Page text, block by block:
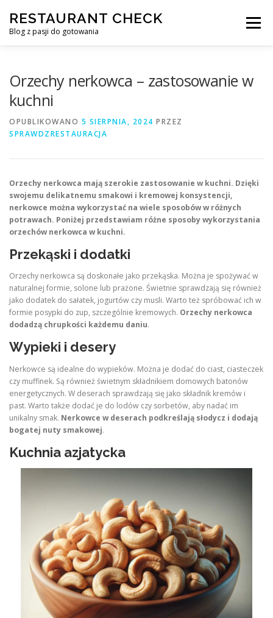
treści
RESTAURANT CHECK
Blog z pasji do gotowania
Menu
Orzechy nerkowca – zastosowanie w
kuchni
OPUBLIKOWANO 5 SIERPNIA, 2024 PRZEZ
SPRAWDZRESTAURACJA
Orzechy nerkowca mają szerokie zastosowanie w kuchni. Dzięki
swojemu delikatnemu smakowi i kremowej konsystencji,
nerkowce można wykorzystać na wiele sposobów w różnych
potrawach. Poniżej przedstawiam różne sposoby wykorzystania
orzechów nerkowca w kuchni.
Przekąski i dodatki
Orzechy nerkowca są doskonałe jako przekąska. Można je spożywać w
naturalnej formie, solone lub prażone. Świetnie sprawdzają się również
jako dodatek do sałatek, jogurtów czy musli. Warto też spróbować ich w
formie posypki do zup, szczególnie kremowych. Orzechy nerkowca
dodadzą chrupkości każdemu daniu.
Wypieki i desery
Nerkowce są idealne do wypieków. Można je dodać do ciast, ciasteczek
czy muffinek. Są również świetnym składnikiem domowych batonów
energetycznych. W deserach sprawdzają się jako składnik kremów i
past. Warto także dodać je do lodów czy sorbetów, aby nadać im
unikalny smak. Nerkowce w deserach podkreślają słodycz i dodają
bogatej nuty smakowej.
Kuchnia azjatycka